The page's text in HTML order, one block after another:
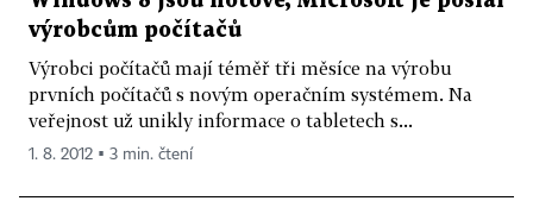
výrobcům počítačů
Výrobci počítačů mají téměř tři měsíce na výrobu
prvních počítačů s novým operačním systémem. Na
veřejnost už unikly informace o tabletech s...
1. 8. 2012 ▪ 3 min. čtení